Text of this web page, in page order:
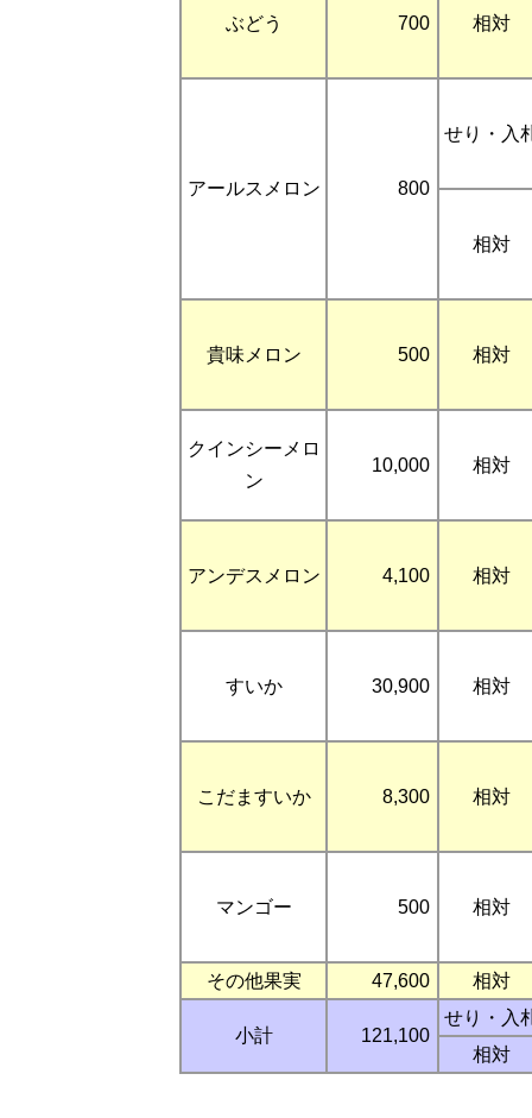
ぶどう 700 相対
アールスメロン 800
せり・入
相対
貴味メロン 500 相対
クインシーメロ
ン
10,000 相対
アンデスメロン 4,100 相対
すいか 30,900 相対
こだますいか 8,300 相対
マンゴー 500 相対
その他果実 47,600 相対
小計 121,100
せり・入
相対